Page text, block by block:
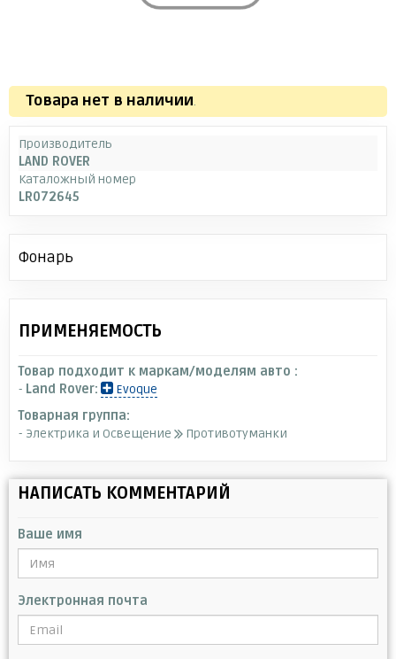
Товара нет в наличии.
Производитель
LAND ROVER
Каталожный номер
LR072645
Фонарь
ПРИМЕНЯЕМОСТЬ
Товар подходит к маркам/моделям авто :
- Land Rover:
Evoque
Товарная группа:
- Электрика и Освещение
Противотуманки
НАПИСАТЬ КОММЕНТАРИЙ
Ваше имя
Электронная почта